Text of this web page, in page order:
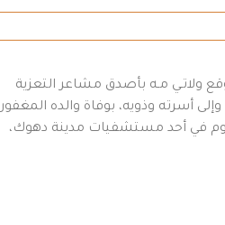
ولاتـي مـه بأصدق مشاعر التعزية
أسرته وذويه، بوفاة والده المغفور
في أحد مستشفيات مدينة دهوك،